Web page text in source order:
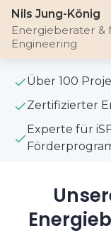
Nils Jung-König
Energieberater &
Engineering
Über 100
Zertifizierter
Experte für